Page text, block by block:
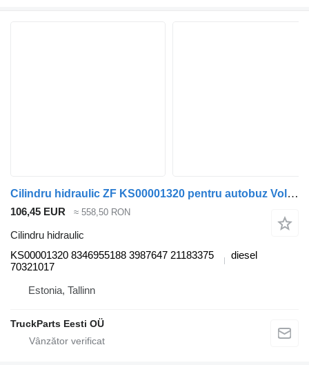
Cilindru hidraulic ZF KS00001320 pentru autobuz Volvo B6, B7, B9, B10, B12 bus (1978-2011)
106,45 EUR ≈ 558,50 RON
Cilindru hidraulic
KS00001320 8346955188 3987647 21183375
70321017
diesel
Estonia, Tallinn
TruckParts Eesti OÜ